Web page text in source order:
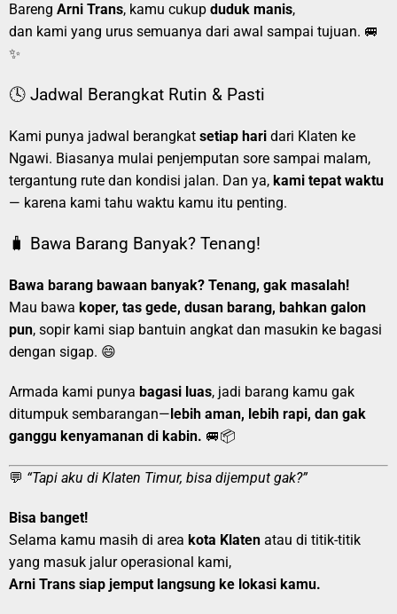
Bareng Arni Trans, kamu cukup duduk manis,
dan kami yang urus semuanya dari awal sampai tujuan. 🚐
✨
🕓 Jadwal Berangkat Rutin & Pasti
Kami punya jadwal berangkat setiap hari dari Klaten ke
Ngawi. Biasanya mulai penjemputan sore sampai malam,
tergantung rute dan kondisi jalan. Dan ya, kami tepat waktu
— karena kami tahu waktu kamu itu penting.
🧳 Bawa Barang Banyak? Tenang!
Bawa barang bawaan banyak? Tenang, gak masalah!
Mau bawa koper, tas gede, dusan barang, bahkan galon
pun, sopir kami siap bantuin angkat dan masukin ke bagasi
dengan sigap. 😄
Armada kami punya bagasi luas, jadi barang kamu gak
ditumpuk sembarangan—lebih aman, lebih rapi, dan gak
ganggu kenyamanan di kabin. 🚐📦
💬 “Tapi aku di Klaten Timur, bisa dijemput gak?”
Bisa banget!
Selama kamu masih di area kota Klaten atau di titik-titik
yang masuk jalur operasional kami,
Arni Trans siap jemput langsung ke lokasi kamu.